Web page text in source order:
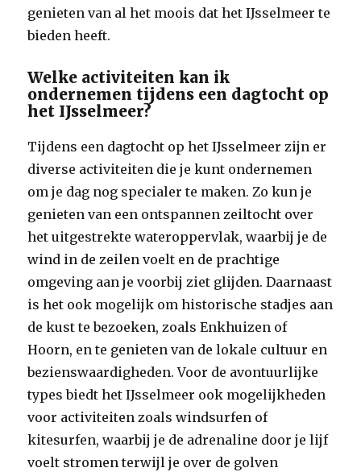
genieten van al het moois dat het IJsselmeer te
bieden heeft.
Welke activiteiten kan ik
ondernemen tijdens een dagtocht op
het IJsselmeer?
Tijdens een dagtocht op het IJsselmeer zijn er
diverse activiteiten die je kunt ondernemen
om je dag nog specialer te maken. Zo kun je
genieten van een ontspannen zeiltocht over
het uitgestrekte wateroppervlak, waarbij je de
wind in de zeilen voelt en de prachtige
omgeving aan je voorbij ziet glijden. Daarnaast
is het ook mogelijk om historische stadjes aan
de kust te bezoeken, zoals Enkhuizen of
Hoorn, en te genieten van de lokale cultuur en
bezienswaardigheden. Voor de avontuurlijke
types biedt het IJsselmeer ook mogelijkheden
voor activiteiten zoals windsurfen of
kitesurfen, waarbij je de adrenaline door je lijf
voelt stromen terwijl je over de golven